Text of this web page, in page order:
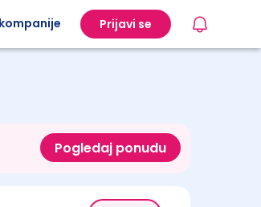
Prijavi se
Pogledaj ponudu